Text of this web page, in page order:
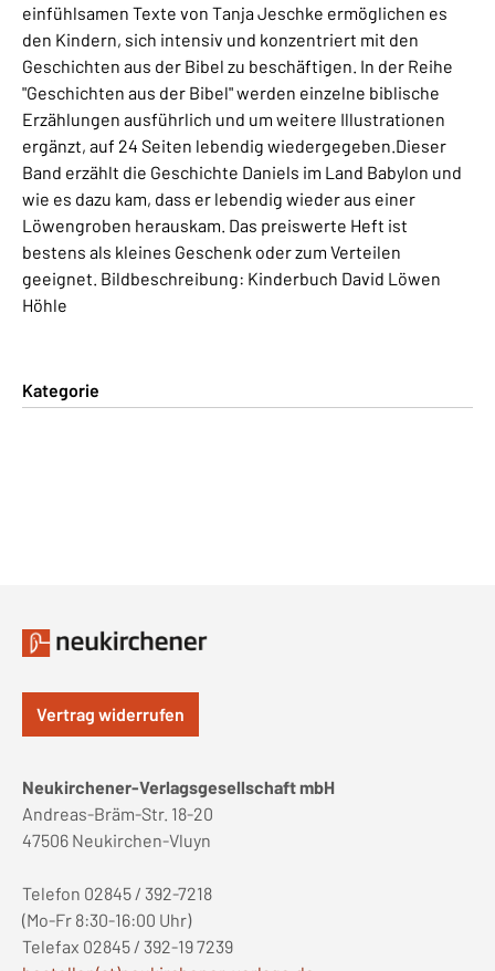
einfühlsamen Texte von Tanja Jeschke ermöglichen es
den Kindern, sich intensiv und konzentriert mit den
Geschichten aus der Bibel zu beschäftigen. In der Reihe
"Geschichten aus der Bibel" werden einzelne biblische
Erzählungen ausführlich und um weitere Illustrationen
ergänzt, auf 24 Seiten lebendig wiedergegeben.Dieser
Band erzählt die Geschichte Daniels im Land Babylon und
wie es dazu kam, dass er lebendig wieder aus einer
Löwengroben herauskam. Das preiswerte Heft ist
bestens als kleines Geschenk oder zum Verteilen
geeignet. Bildbeschreibung: Kinderbuch David Löwen
Höhle
Kategorie
Vertrag widerrufen
Neukirchener-Verlagsgesellschaft mbH
Andreas-Bräm-Str. 18-20
47506 Neukirchen-Vluyn
Telefon 02845 / 392-7218
(Mo-Fr 8:30-16:00 Uhr)
Telefax 02845 / 392-19 7239